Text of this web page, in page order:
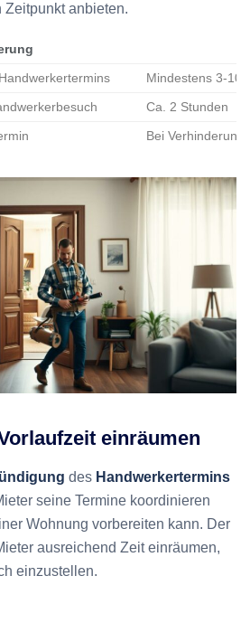
anbieten.
Mindestens 3-10
Ca. 2 Stunden
Bei
einräumen
des Handwerkertermins
seine Termine koordinieren
Wohnung vorbereiten kann. Der
ausreichend Zeit einräumen,
einzustellen.